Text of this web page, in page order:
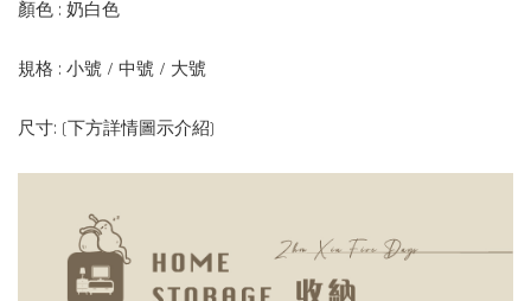
顏色 : 奶白色
規格 : 小號 / 中號 / 大號
尺寸: (下方詳情圖示介紹)